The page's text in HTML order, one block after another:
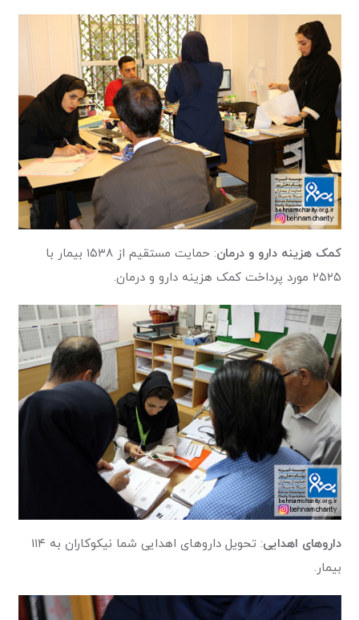
کمک هزینه دارو و درمان
: حمایت مستقیم از ۱۵۳۸ بیمار با
۲۵۲۵ مورد پرداخت کمک هزینه دارو و درمان.
داروهای اهدایی
: تحویل داروهای اهدایی شما نیکوکاران به ۱۱۴
بیمار.